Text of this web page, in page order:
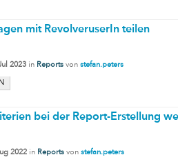
mit RevolveruserIn teilen
2023 in Reports von stefan.peters
bei der Report-Erstellung
2022 in Reports von stefan.peters